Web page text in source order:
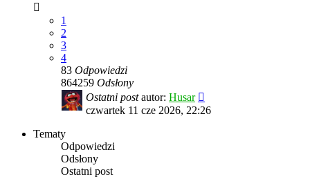
1
2
3
4
83 Odpowiedzi
864259 Odsłony
Ostatni postautor: Husar
czwartek 11 cze 2026, 22:26
Tematy
Odpowiedzi
Odsłony
Ostatni post